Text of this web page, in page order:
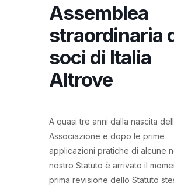
Assemblea
straordinaria
soci di Italia
Altrove
A quasi tre anni dalla nascita
Associazione e dopo le prime
applicazioni pratiche di alcune
nostro Statuto è arrivato il
prima revisione dello Statuto